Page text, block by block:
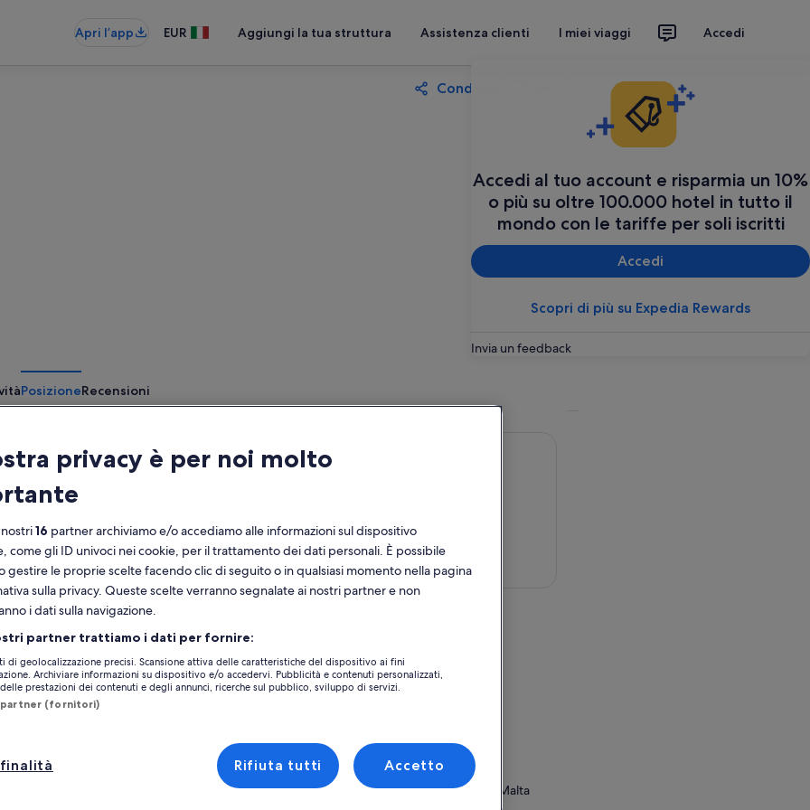
Apri l’app EUR Aggiungi la tua struttura Assistenza clienti I miei viaggi Accedi
Accedi al tuo account e risparmia un 10%
o più su oltre 100.000 hotel in tutto il
mondo con le tariffe per soli iscritti
Accedi
Scopri di più su Expedia Rewards
Invia un feedback
Condividi
PosizioneRecensioni
Cancellazione
gratuita
7h 30m
immediata
:
dai traghetti di Sliema, navighiamo
nord, direttamente all'isola gemella Gozo.
fermiamo a Mgarr Harbour (il porto principale
dove salirai a bordo di uno dei nostri
che ti porteranno alla baia di Xlendi, e
per vedere la Cittadella (Città Vecchia
pomeriggio, ancora una volta salirai a bordo
Luzzu Cruises Vessel e procederai verso
di Comino, dove ci fermeremo nelle acque
altro
Vedi sulla mappa
Triq iż-Żenqa
Ir-Rabat Għawdex, Malta
Luzzu Cruises
Triq Ix - Xatt
SLM 1023, Sliema, Eastern Region, Malta
privacy è per noi molto
16 partner archiviamo e/o accediamo alle informazioni sul dispositivo
come gli ID univoci nei cookie, per il trattamento dei dati personali. È possibile
gestire le proprie scelte facendo clic di seguito o in qualsiasi momento nella pagina
sulla privacy. Queste scelte verranno segnalate ai nostri partner e non
i dati sulla navigazione.
partner trattiamo i dati per fornire:
di geolocalizzazione precisi. Scansione attiva delle caratteristiche del dispositivo ai fini
Archiviare informazioni su dispositivo e/o accedervi. Pubblicità e contenuti personalizzati,
prestazioni dei contenuti e degli annunci, ricerche sul pubblico, sviluppo di servizi.
partner (fornitori)
Rifiuta tutti Accetto